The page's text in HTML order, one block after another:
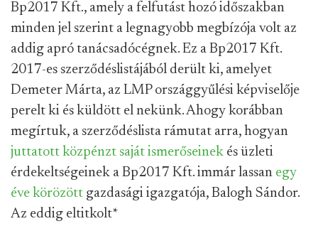
Bp2017 Kft., amely a felfutást hozó időszakban
minden jel szerint a legnagyobb megbízója volt az
addig apró tanácsadócégnek. Ez a Bp2017 Kft.
2017-es szerződéslistájából derült ki, amelyet
Demeter Márta, az LMP országgyűlési képviselője
perelt ki és küldött el nekünk. Ahogy korábban
megírtuk, a szerződéslista rámutat arra, hogyan
juttatott közpénzt saját ismerőseinek és üzleti
érdekeltségeinek a Bp2017 Kft. immár lassan egy
éve körözött gazdasági igazgatója, Balogh Sándor.
Az eddig eltitkolt*